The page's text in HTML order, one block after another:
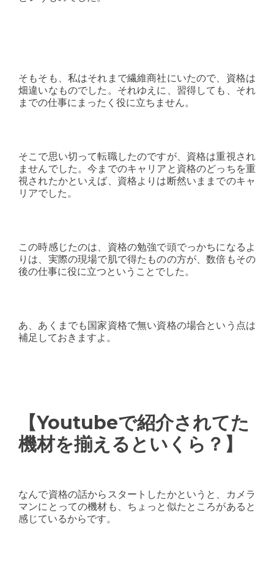
そもそも、私はそれまで繊維商社にいたので、資格は
畑違いなものでした。それゆえに、習得しても、それ
までの仕事にまったく役に立ちません。
そこで思い切って転職したのですが、資格は重視され
ませんでした。今までのキャリアと資格のどっちを重
視されたかといえば、資格よりは断然いままでのキャ
リアでした。
この時感じたのは、資格の勉強で頭でっかちになるよ
りは、実際の現場で肌で得たものの方が、数倍もその
後の仕事に役に立つということでした。
あ、あくまでも国家資格で無い資格の場合という点は
補足しておきますよ。
【Youtubeで紹介されてた
機材を揃えるといくら？】
なんで資格の話からスタートしたかというと、カメラ
マンにとっての機材も、ちょっと似たところがあると
感じているからです。